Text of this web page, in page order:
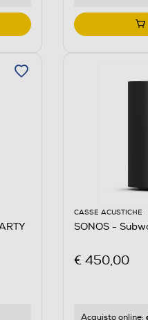
CASSE ACUSTICHE
SONOS -
€ 450,00
Acquisto online: